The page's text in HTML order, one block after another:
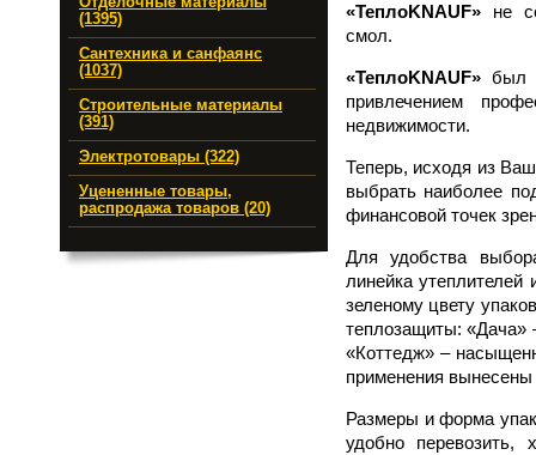
(1395)
Сантехника и санфаянс
(1037)
Строительные материалы
(391)
Электротовары (322)
Уцененные товары,
распродажа товаров (20)
«ТеплоKNAUF» не
смол.
«ТеплоKNAUF» был
привлечением
недвижимости.
Теперь, исходя из
выбрать наиболее
финансовой точек
Для удобства
линейка
зеленому цвету
теплозащиты:
«Коттедж» –
применения вынесены
Размеры и форма
удобно перевозить,